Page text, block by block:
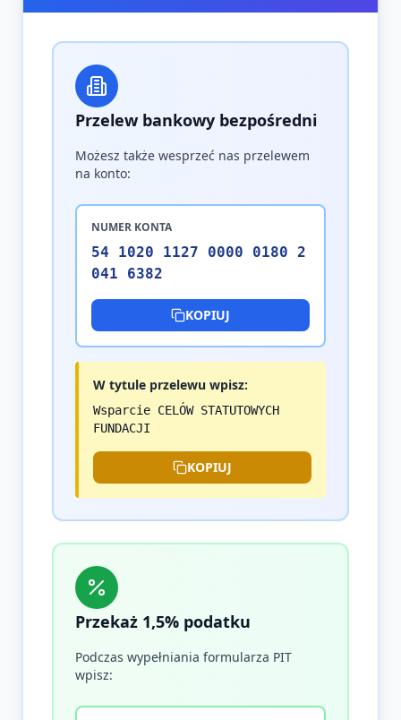
Przelew bankowy bezpośredni
Możesz także wesprzeć nas przelewem
na konto:
NUMER KONTA
54 1020 1127 0000 0180 2
041 6382
KOPIUJ
W tytule przelewu wpisz:
Wsparcie CELÓW STATUTOWYCH
FUNDACJI
KOPIUJ
Przekaż 1,5% podatku
Podczas wypełniania formularza PIT
wpisz: